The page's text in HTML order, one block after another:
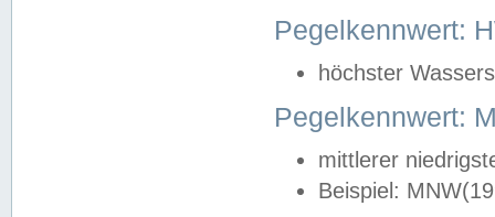
Pegelkennwert:
höchster
Pegelkennwert:
mittlerer
Beispiel: